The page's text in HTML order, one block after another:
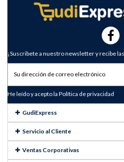
¡Suscribete a nuestro newsletter y recibe
He leído y acepto la Política de privacidad
GudiExpress
Servicio al Cliente
Ventas Corporativas